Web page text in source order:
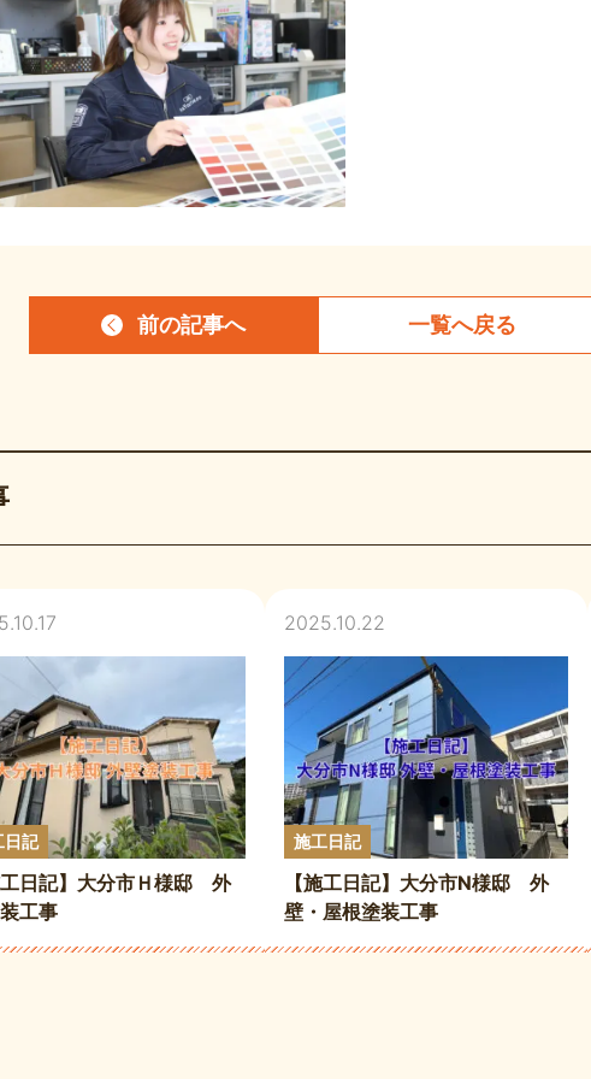
前の記事へ 一覧へ戻る
日記
日記】大分市Ｈ様邸 外
工事
2025.10.22
施工日記
【施工日記】大分市N様邸 外
壁・屋根塗装工事